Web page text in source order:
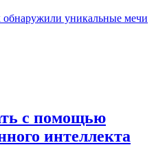
обнаружили уникальные мечи
с помощью
интеллекта